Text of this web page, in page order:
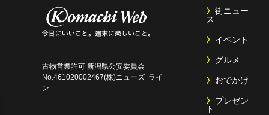
古物営業許可 新潟県公安委員会
No.461020002467(株)ニューズ･ライ
ン
街ニュー
ス
イベント
グルメ
おでかけ
プレゼン
ト